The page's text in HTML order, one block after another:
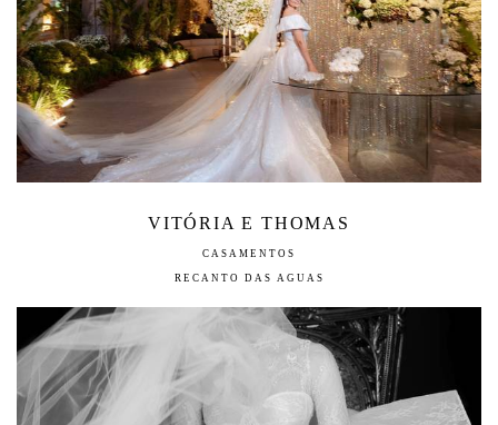
VITÓRIA E THOMAS
CASAMENTOS
RECANTO DAS AGUAS